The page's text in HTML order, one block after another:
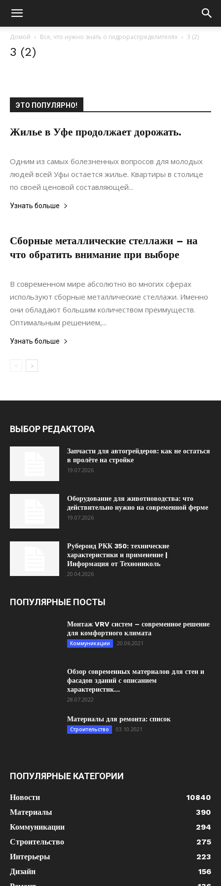
Домой Все, что нужно знать о гидрораспределителях 3 (2)
3 (2)
ЭТО ПОПУЛЯРНО!
Жилье в Уфе продолжает дорожать.
15.08.2017
Одним из самых болезненных вопросов для молодых
людей всей Уфы остается жилье. Квартиры в столице
по своей ценовой составляющей...
Узнать больше
Сборные металлические стеллажи – на
что обратить внимание при выборе
08.08.2020
В современном мире абсолютно во многих сферах
используют сборные металлические стеллажи. Именно
они обладают большим количеством преимуществ.
Оптимальным решением,...
Узнать больше
ВЫБОР РЕДАКТОРА
Запчасти для автогрейдеров: как не остаться
в пролёте на стройке
19.07.2026
Оборудование для животноводства: что
действительно нужно на современной ферме
19.07.2026
Рубероид РКК 350: технические
характеристики и применение |
Информация от Технониколь
20.04.2026
ПОПУЛЯРНЫЕ ПОСТЫ
Монтаж VRV систем – современное решение
для комфортного климата
Коммуникации 20.06.2021
Обзор современных материалов для стен и
фасадов зданий с описанием
характеристик...
28.07.2022
Материалы для ремонта: список
Строительство 03.10.2021
ПОПУЛЯРНЫЕ КАТЕГОРИИ
Новости
10840
Материалы
390
Коммуникации
294
Строительство
275
Интерьеры
223
Дизайн
156